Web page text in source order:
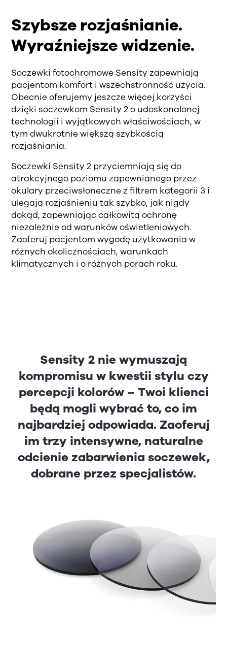
Szybsze rozjaśnianie.
Wyraźniejsze widzenie.
Soczewki fotochromowe Sensity zapewniają
pacjentom komfort i wszechstronność użycia.
Obecnie oferujemy jeszcze więcej korzyści
dzięki soczewkom Sensity 2 o udoskonalonej
technologii i wyjątkowych właściwościach, w
tym dwukrotnie większą szybkością
rozjaśniania.
Soczewki Sensity 2 przyciemniają się do
atrakcyjnego poziomu zapewnianego przez
okulary przeciwsłoneczne z filtrem kategorii 3 i
ulegają rozjaśnieniu tak szybko, jak nigdy
dokąd, zapewniając całkowitą ochronę
niezależnie od warunków oświetleniowych.
Zaoferuj pacjentom wygodę użytkowania w
różnych okolicznościach, warunkach
klimatycznych i o różnych porach roku.
Sensity 2 nie wymuszają
kompromisu w kwestii stylu czy
percepcji kolorów – Twoi klienci
będą mogli wybrać to, co im
najbardziej odpowiada. Zaoferuj
im trzy intensywne, naturalne
odcienie zabarwienia soczewek,
dobrane przez specjalistów.